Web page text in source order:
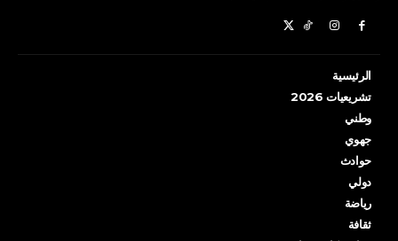
الرئيسية
تشريعيات 2026
وطني
جهوي
حوادث
دولي
رياضة
ثقافة